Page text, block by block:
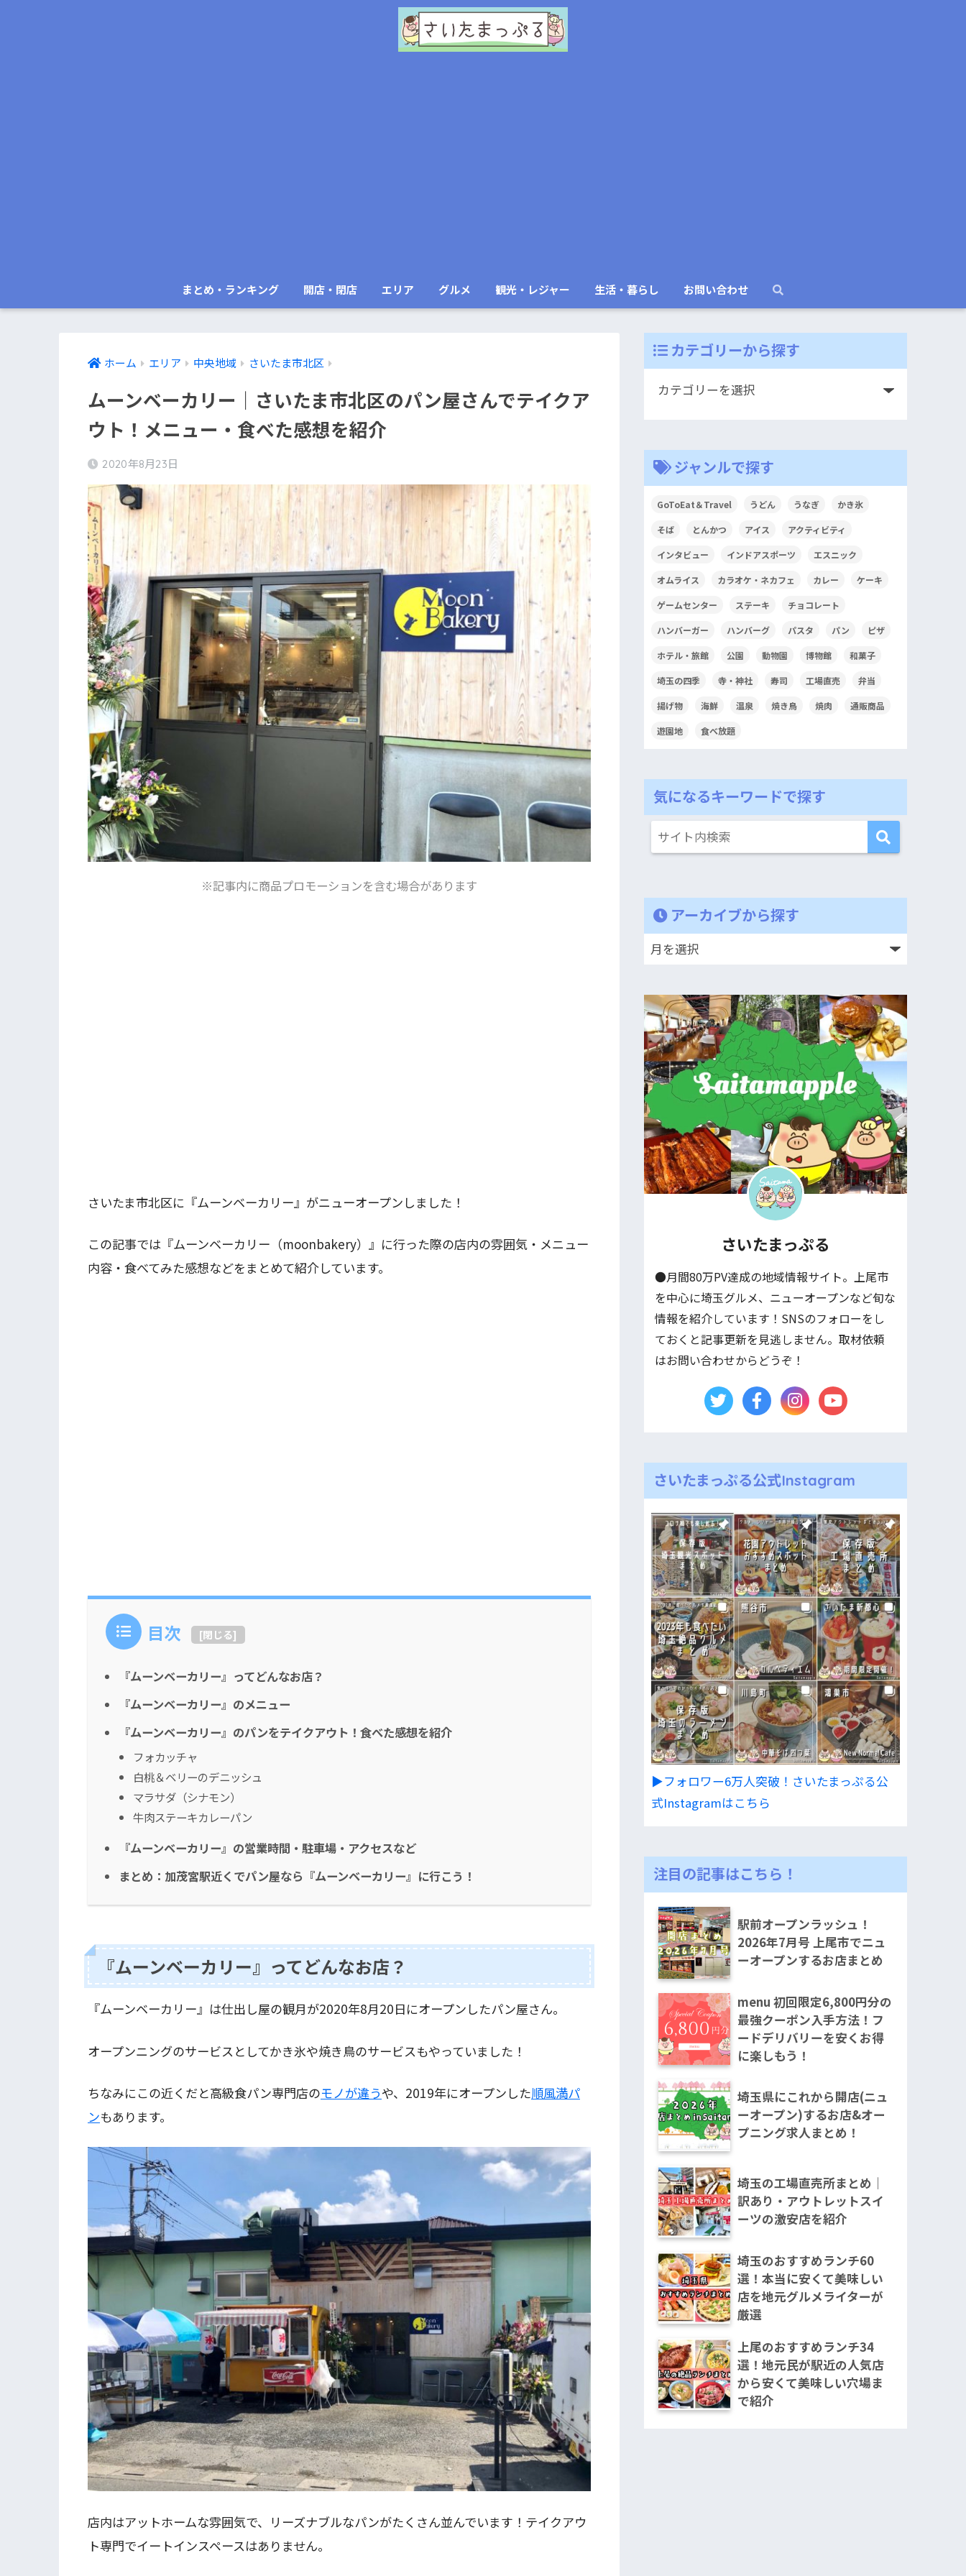
まとめ・ランキング 開店・閉店 エリア グルメ 観光・レジャー 生活・暮らし お問い合わせ
ホーム エリア 中央地域 さいたま市北区
ムーンベーカリー｜さいたま市北区のパン屋さんでテイクア
ウト！メニュー・食べた感想を紹介
2020年8月23日
※記事内に商品プロモーションを含む場合があります
さいたま市北区に『ムーンベーカリー』がニューオープンしました！
この記事では『ムーンベーカリー（moonbakery）』に行った際の店内の雰囲気・メニュー
内容・食べてみた感想などをまとめて紹介しています。
目次 [閉じる]
『ムーンベーカリー』ってどんなお店？
『ムーンベーカリー』のメニュー
『ムーンベーカリー』のパンをテイクアウト！食べた感想を紹介
フォカッチャ
白桃＆ベリーのデニッシュ
マラサダ（シナモン）
牛肉ステーキカレーパン
『ムーンベーカリー』の営業時間・駐車場・アクセスなど
まとめ：加茂宮駅近くでパン屋なら『ムーンベーカリー』に行こう！
『ムーンベーカリー』ってどんなお店？
『ムーンベーカリー』は仕出し屋の観月が2020年8月20日にオープンしたパン屋さん。
オープンニングのサービスとしてかき氷や焼き鳥のサービスもやっていました！
ちなみにこの近くだと高級食パン専門店のモノが違うや、2019年にオープンした順風満パ
ンもあります。
店内はアットホームな雰囲気で、リーズナブルなパンがたくさん並んでいます！テイクアウ
ト専門でイートインスペースはありません。
カテゴリーから探す
ジャンルで探す
GoToEat＆Travel うどん うなぎ かき氷
そば とんかつ アイス アクティビティ
インタビュー インドアスポーツ エスニック
オムライス カラオケ・ネカフェ カレー ケーキ
ゲームセンター ステーキ チョコレート
ハンバーガー ハンバーグ パスタ パン ピザ
ホテル・旅館 公園 動物園 博物館 和菓子
埼玉の四季 寺・神社 寿司 工場直売 弁当
揚げ物 海鮮 温泉 焼き鳥 焼肉 通販商品
遊園地 食べ放題
気になるキーワードで探す
アーカイブから探す
さいたまっぷる
●月間80万PV達成の地域情報サイト。上尾市
を中心に埼玉グルメ、ニューオープンなど旬な
情報を紹介しています！SNSのフォローをし
ておくと記事更新を見逃しません。取材依頼
はお問い合わせからどうぞ！
さいたまっぷる公式Instagram
▶︎フォロワー6万人突破！さいたまっぷる公
式Instagramはこちら
注目の記事はこちら！
駅前オープンラッシュ！
2026年7月号 上尾市でニュ
ーオープンするお店まとめ
menu 初回限定6,800円分の
最強クーポン入手方法！フ
ードデリバリーを安くお得
に楽しもう！
埼玉県にこれから開店(ニュ
ーオープン)するお店&オー
プニング求人まとめ！
埼玉の工場直売所まとめ｜
訳あり・アウトレットスイ
ーツの激安店を紹介
埼玉のおすすめランチ60
選！本当に安くて美味しい
店を地元グルメライターが
厳選
上尾のおすすめランチ34
選！地元民が駅近の人気店
から安くて美味しい穴場ま
で紹介